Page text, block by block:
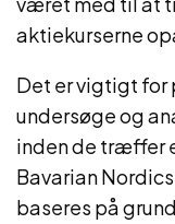
aktiekurserne
Det er vigtigt for
undersøge og
inden de træffer
Bavarian
baseres på